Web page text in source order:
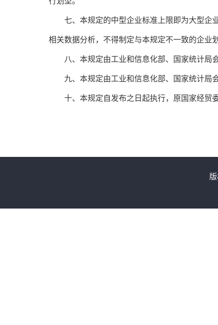
七、本规定的中型企业标准上限即为大型企业
相关数据分析，不得制定与本规定不一致的企业
八、本规定由工业和信息化部、国家统计局会
九、本规定由工业和信息化部、国家统计局
十、本规定自发布之日起执行，原国家经贸委